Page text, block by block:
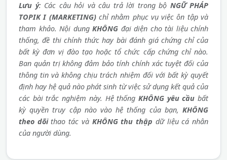
Lưu ý: Các câu hỏi và câu trả lời trong bộ NGỮ PHÁP
TOPIK I (MARKETING)chỉ nhằm phục vụ việc ôn tập và
tham khảo. Nội dung KHÔNG đại diện cho tài liệu chính
thống, đề thi chính thức hay bài đánh giá chứng chỉ của
bất kỳ đơn vị đào tạo hoặc tổ chức cấp chứng chỉ nào.
Ban quản trị không đảm bảo tính chính xác tuyệt đối của
thông tin và không chịu trách nhiệm đối với bất kỳ quyết
định hay hệ quả nào phát sinh từ việc sử dụng kết quả của
các bài trắc nghiệm này. Hệ thống KHÔNG yêu cầu bất
kỳ quyền truy cập nào vào hệ thống của bạn, KHÔNG
theo dõithao tác và KHÔNG thu thập dữ liệu cá nhân
của người dùng.